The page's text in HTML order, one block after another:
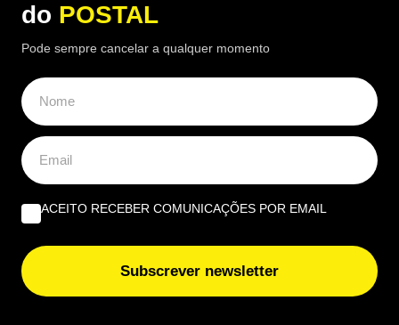
Profissional não profissionalizada – Uma reflexão de
agosto | Por Ana Alexandra Resende
Quando viver no Algarve se torna um luxo | Por João
Rúben Silva
Um olho no burro, outro no cigano | Por José Figueiredo
Santos
do POSTAL
Pode sempre cancelar a qualquer momento
ACEITO RECEBER COMUNICAÇÕES POR EMAIL
Subscrever newsletter